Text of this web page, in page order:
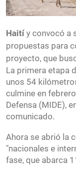
Haití y convocó a
propuestas para
proyecto, que
La primera etapa
unos 54
culmine en
Defensa (MIDE),
comunicado.
Ahora se abrió la
"nacionales e
fase, que abarca